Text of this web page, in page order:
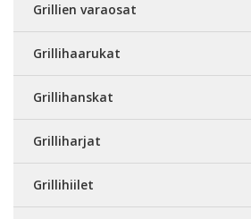
Grillien varaosat
Grillihaarukat
Grillihanskat
Grilliharjat
Grillihiilet